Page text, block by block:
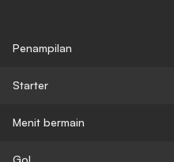
Penampilan
Starter
Menit bermain
Gol